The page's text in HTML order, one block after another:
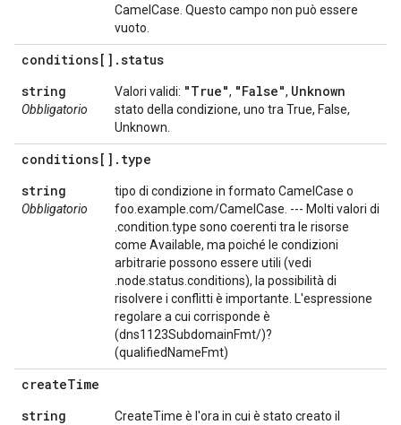
CamelCase. Questo campo non può essere
vuoto.
conditions[] .status
string
Obbligatorio
Valori validi: "True", "False", Unknown
stato della condizione, uno tra True, False,
Unknown.
conditions[] . type
string
Obbligatorio
tipo di condizione in formato CamelCase o
foo.example.com/CamelCase. --- Molti valori di
.condition.type sono coerenti tra le risorse
come Available, ma poiché le condizioni
arbitrarie possono essere utili (vedi
.node.status.conditions), la possibilità di
risolvere i conflitti è importante. L'espressione
regolare a cui corrisponde è
(dns1123SubdomainFmt/)?
(qualifiedNameFmt)
createTime
string
CreateTime è l'ora in cui è stato creato il